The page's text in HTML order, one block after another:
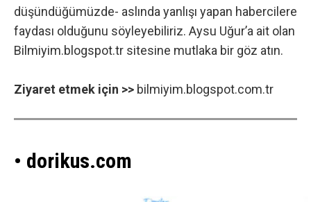
düşündüğümüzde- aslında yanlışı yapan habercilere
faydası olduğunu söyleyebiliriz. Aysu Uğur’a ait olan
Bilmiyim.blogspot.tr sitesine mutlaka bir göz atın.
Ziyaret etmek için >> bilmiyim.blogspot.com.tr
• dorikus.com